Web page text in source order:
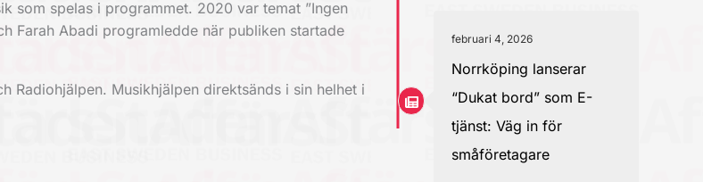
som spelas i programmet. 2020 var temat ”Ingen
Farah Abadi programledde när publiken startade
Radiohjälpen. Musikhjälpen direktsänds i sin helhet i
februari 4, 2026
Norrköping lanserar
“Dukat bord” som E-
tjänst: Väg in för
småföretagare